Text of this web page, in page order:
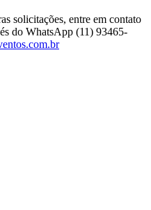
solicitações, entre em contato
do WhatsApp (11) 93465-